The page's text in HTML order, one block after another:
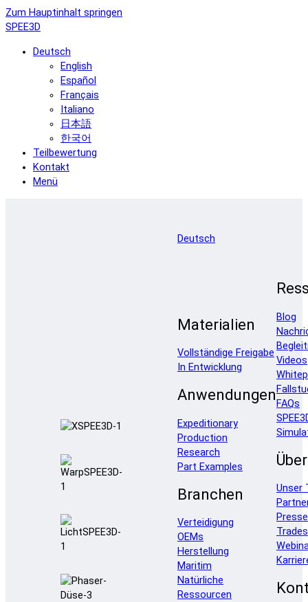
Zum Hauptinhalt springen
SPEE3D
Deutsch
English
Español
Français
Italiano
日本語
한국어
Teilbewertung
Kontakt
Menü
Deutsch
Materialien
Vollständige Freigabe
In Entwicklung
Anwendungen
Expeditionary
Production
Research
Part Examples
Branchen
Verteidigung
OEMs
Herstellung
Maritim
Natürliche
Ressourcen
Blog
Videos
FAQs
Über
Unser